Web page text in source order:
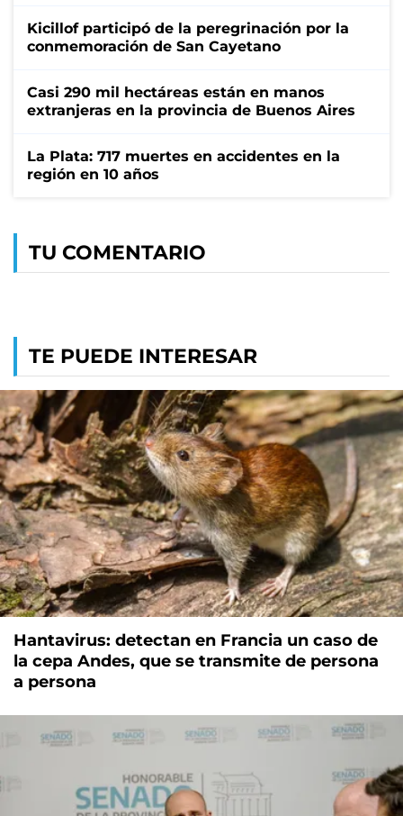
Kicillof participó de la peregrinación por la
conmemoración de San Cayetano
Casi 290 mil hectáreas están en manos
extranjeras en la provincia de Buenos Aires
La Plata: 717 muertes en accidentes en la
región en 10 años
TU COMENTARIO
TE PUEDE INTERESAR
Hantavirus: detectan en Francia un caso de
la cepa Andes, que se transmite de persona
a persona